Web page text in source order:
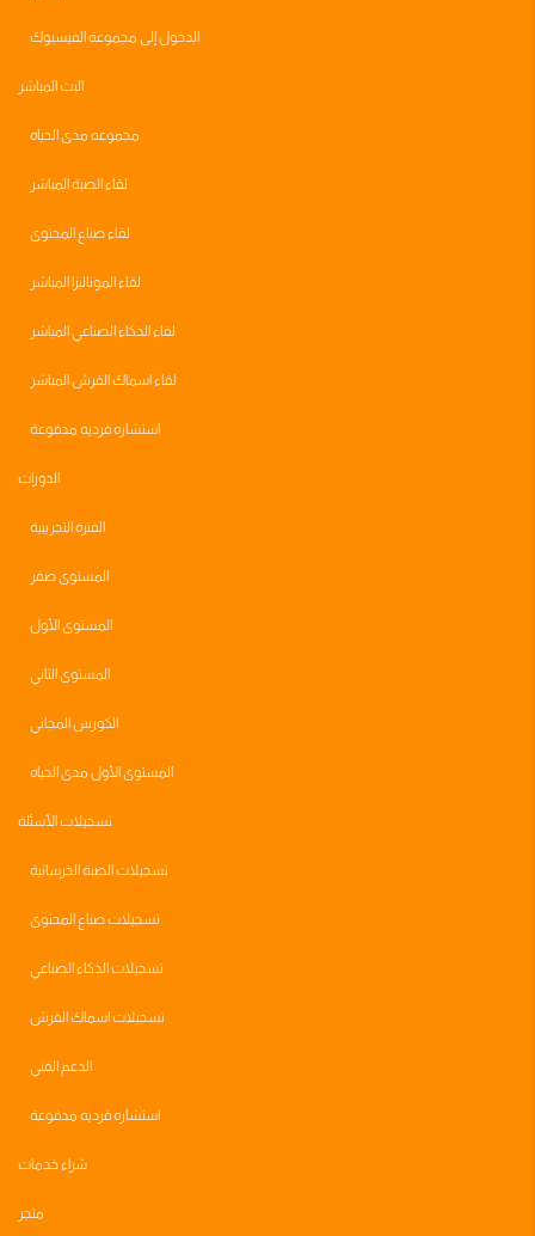
الدخول إلى مجموعة الفيسبوك
البث المباشر
مجموعه مدى الحياه
لقاء الصبة المباشر
لقاء صناع المحتوى
لقاء الموناليزا المباشر
لقاء الذكاء الصناعي المباشر
لقاء اسماك القرش المباشر
استشاره فرديه مدفوعة
الدورات
الفترة التجريبية
المستوى صفر
المستوى الأول
المستوى الثاني
الكورس المجاني
المستوى الأول مدى الحياه
تسجيلات الأسئلة
تسجيلات الصبة الخرسانية
تسجيلات صناع المحتوى
تسجيلات الذكاء الصناعي
تسجيلات اسماك القرش
الدعم الفني
استشاره فرديه مدفوعة
شراء خدمات
متجر